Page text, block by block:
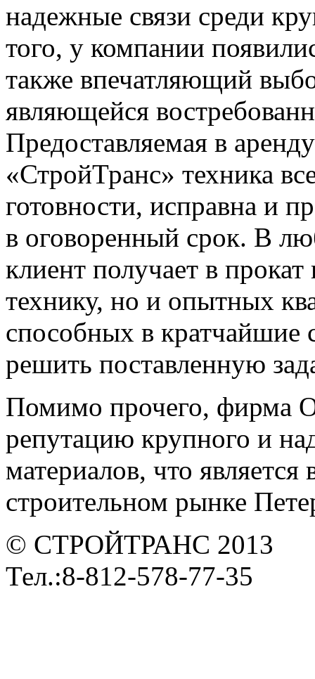
надежные связи среди
того, у компании
также впечатляющий
являющейся
Предоставляемая в
«СтройТранс» техника
готовности, исправна и
в оговоренный срок. В
клиент получает в
технику, но и опытных
способных в
решить поставленную
Помимо прочего, фирма
репутацию крупного и
материалов, что
строительном рынке
© СТРОЙТРАНС 2013
Тел.:8-812-578-77-35